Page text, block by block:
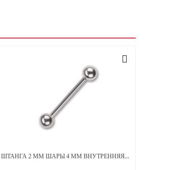
ШТАНГА 2 ММ ШАРЫ 4 ММ ВНУТРЕННЯЯ РЕЗЬБА ТИТАН